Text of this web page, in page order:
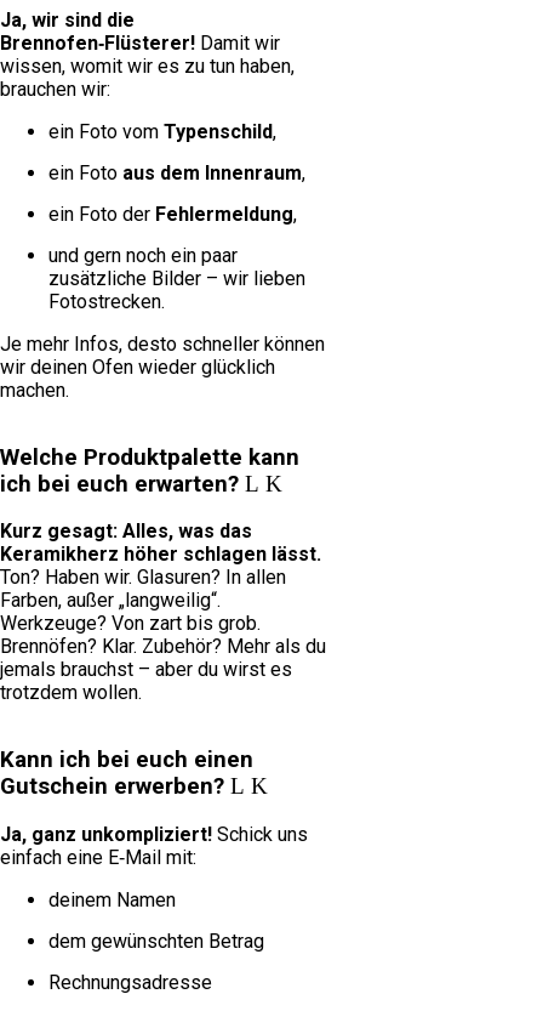
Ja, wir sind die
Brennofen‑Flüsterer! Damit wir
wissen, womit wir es zu tun haben,
brauchen wir:
ein Foto vom Typenschild,
ein Foto aus dem Innenraum,
ein Foto der Fehlermeldung,
und gern noch ein paar
zusätzliche Bilder – wir lieben
Fotostrecken.
Je mehr Infos, desto schneller können
wir deinen Ofen wieder glücklich
machen.
Welche Produktpalette kann
ich bei euch erwarten?
Kurz gesagt: Alles, was das
Keramikherz höher schlagen lässt.
Ton? Haben wir. Glasuren? In allen
Farben, außer „langweilig“.
Werkzeuge? Von zart bis grob.
Brennöfen? Klar. Zubehör? Mehr als du
jemals brauchst – aber du wirst es
trotzdem wollen.
Kann ich bei euch einen
Gutschein erwerben?
Ja, ganz unkompliziert! Schick uns
einfach eine E‑Mail mit:
deinem Namen
dem gewünschten Betrag
Rechnungsadresse